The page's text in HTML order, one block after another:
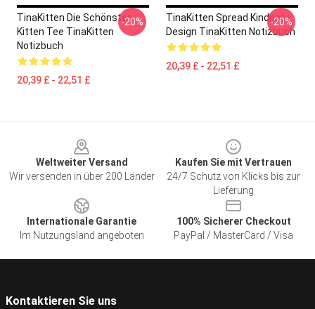
TinaKitten Die Schönsten
Kitten Tee TinaKitten
Notizbuch
20,39 £ - 22,51 £
-20%
TinaKitten Spread Kindness
Design TinaKitten Notizbuch
20,39 £ - 22,51 £
-20%
Weltweiter Versand
Wir versenden in über 200 Länder
Kaufen Sie mit Vertrauen
24/7 Schutz von Klicks bis zur
Lieferung
Internationale Garantie
Im Nutzungsland angeboten
100% Sicherer Checkout
PayPal / MasterCard / Visa
Kontaktieren Sie uns